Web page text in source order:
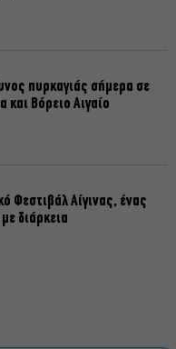
πυρκαγιάς σήμερα σε
και Βόρειο Αιγαίο
Φεστιβάλ Αίγινας, ένας
διάρκεια